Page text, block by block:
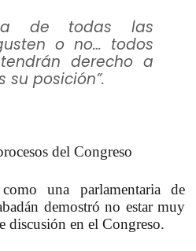
de todas las
o no… todos
derecho a
su posición”.
del Congreso
una parlamentaria de
demostró no estar muy
discusión en el Congreso.